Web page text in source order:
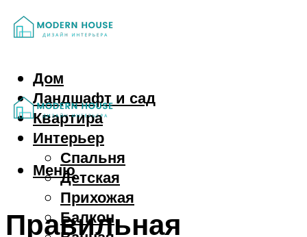
Дом
Ландшафт и сад
Квартира
Интерьер
Спальня
Детская
Прихожая
Балкон
Меню
Правильная